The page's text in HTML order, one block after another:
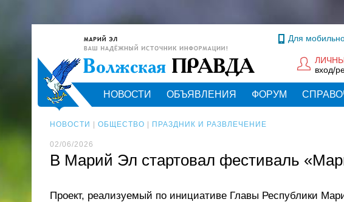
Для
вход/
НОВОСТИ ОБЪЯВЛЕНИЯ ФОРУМ
НОВОСТИ ОБЩЕСТВО ПРАЗДНИК И РАЗВЛЕЧЕНИЕ
02/06/2026
В Марий Эл стартовал фестиваль
Проект, реализуемый по инициативе Главы Республики